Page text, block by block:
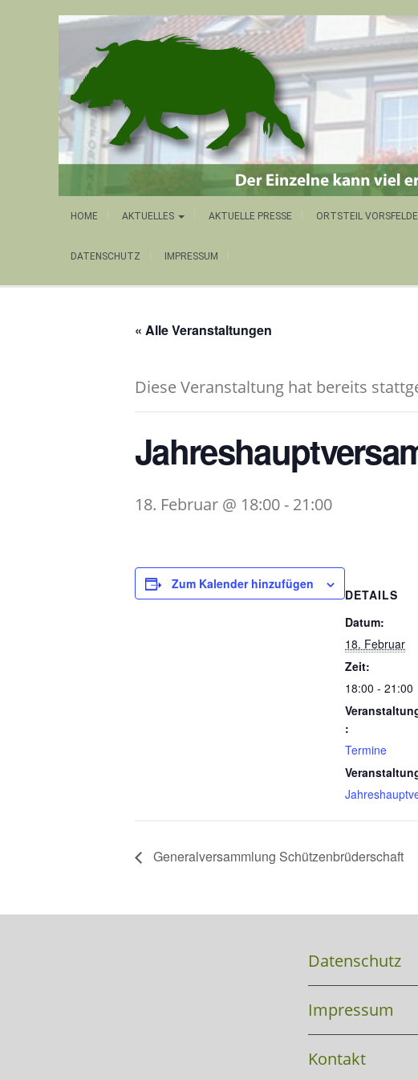
HOME AKTUELLES AKTUELLE PRESSE ORTSTEIL VORSFELDE
DATENSCHUTZ IMPRESSUM
« Alle Veranstaltungen
Diese Veranstaltung hat bereits
18. Februar @ 18:00- 21:00
Zum Kalender hinzufügen
DETAILS
Datum:
18. Februar
Zeit:
18:00 - 21:00
:
Termine
Generalversammlung Schützenbrüderschaft
Datenschutz
Impressum
Kontakt